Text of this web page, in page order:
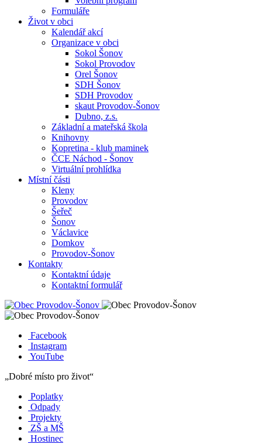
Formuláře
Život v obci
Kalendář akcí
Organizace v obci
Sokol Šonov
Sokol Provodov
Orel Šonov
SDH Šonov
SDH Provodov
skaut Provodov-Šonov
Dubno, z.s.
Základní a mateřská škola
Knihovny
Kopretina - klub maminek
ČCE Náchod - Šonov
Virtuální prohlídka
Místní části
Kleny
Provodov
Šeřeč
Šonov
Václavice
Domkov
Provodov-Šonov
Kontakty
Kontaktní údaje
Kontaktní formulář
Facebook
Instagram
YouTube
„Dobré místo pro život“
Poplatky
Odpady
Projekty
ZŠ a MŠ
Hostinec